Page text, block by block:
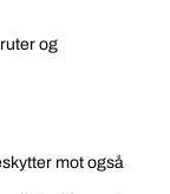
og
mot også